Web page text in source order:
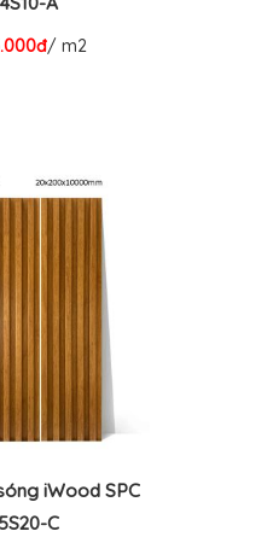
/ m2
iWood SPC
5S20-C